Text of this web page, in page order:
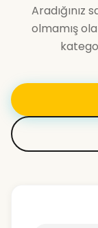
Aradığınız
olmamış